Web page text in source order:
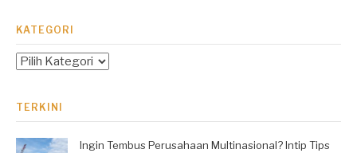
KATEGORI
Kategori
TERKINI
Ingin Tembus Perusahaan Multinasional? Intip Tips